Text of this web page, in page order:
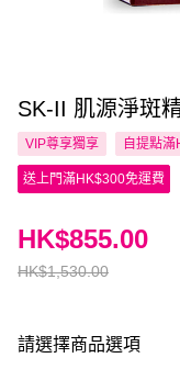
SK-II 肌源淨斑
VIP尊享獨享 自提點
送上門滿HK$300免運費
HK$1,530.00
HK$855.00
請選擇商品選項